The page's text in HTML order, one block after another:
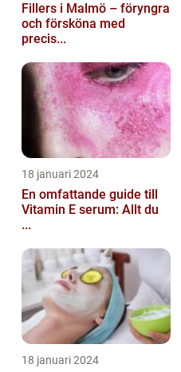
Fillers i Malmö – föryngra
och försköna med
precis...
18 januari 2024
En omfattande guide till
Vitamin E serum: Allt du
...
18 januari 2024